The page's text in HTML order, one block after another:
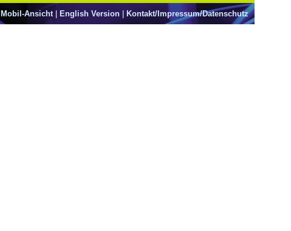
Mobil-Ansicht | English Version | Kontakt/Impressum/Datenschutz